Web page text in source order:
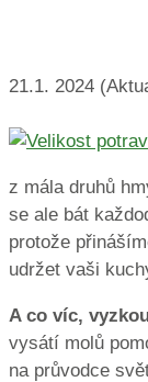
21.1. 2024
z mála druhů
se ale bát
protože
udržet vaši
A co víc,
vysátí molů
na průvodce